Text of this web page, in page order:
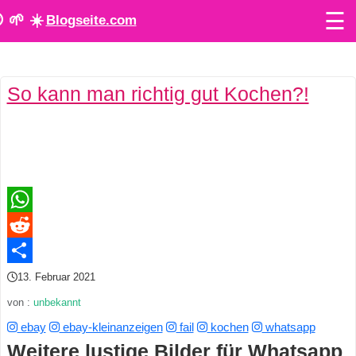
🌱 ☀️ Blogseite.com ☰
n
n
e
T
o
o
l
So kann man richtig gut Kochen?!
WhatsApp
Reddit
Teilen
13. Februar 2021
von : unbekannt
ebay ebay-kleinanzeigen fail kochen whatsapp
Weitere lustige Bilder für Whatsapp